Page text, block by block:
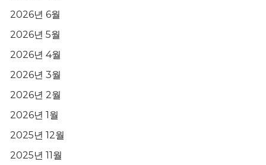
2026년 6월
2026년 5월
2026년 4월
2026년 3월
2026년 2월
2026년 1월
2025년 12월
2025년 11월